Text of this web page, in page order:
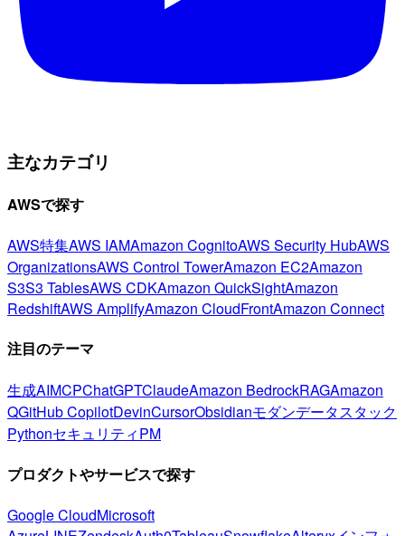
主なカテゴリ
AWSで探す
AWS特集AWS IAMAmazon CognitoAWS Security HubAWS
OrganizationsAWS Control TowerAmazon EC2Amazon
S3S3 TablesAWS CDKAmazon QuickSightAmazon
RedshiftAWS AmplifyAmazon CloudFrontAmazon Connect
注目のテーマ
生成AIMCPChatGPTClaudeAmazon BedrockRAGAmazon
QGitHub CopilotDevinCursorObsidianモダンデータスタック
PythonセキュリティPM
プロダクトやサービスで探す
Google CloudMicrosoft